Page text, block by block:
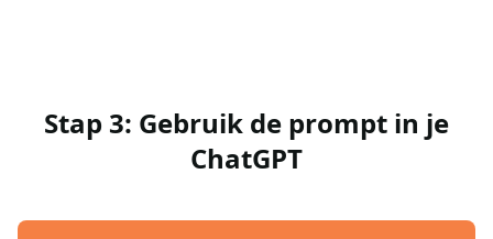
Stap 3: Gebruik de prompt in je
ChatGPT